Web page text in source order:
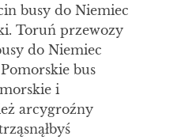
busy do Niemiec
Toruń przewozy
do Niemiec
bus
i
arcygroźny